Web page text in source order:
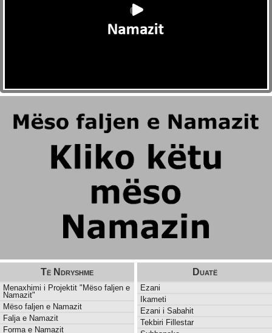
Të Ndryshme
Menaxhimi i Projektit "Mëso faljen e
Namazit"
Mëso faljen e Namazit
Falja e Namazit
Forma e Namazit
Duatë
Ezani
Ikameti
Ezani i Sabahit
Tekbiri Fillestar